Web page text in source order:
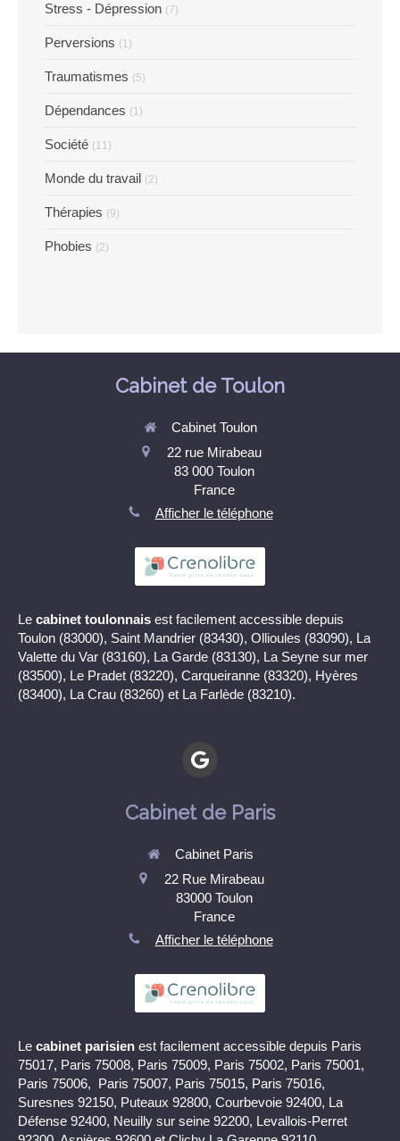
Stress - Dépression (7)
Perversions (1)
Traumatismes (5)
Dépendances (1)
Société (11)
Monde du travail (2)
Thérapies (9)
Phobies (2)
Cabinet de Toulon
Cabinet Toulon
22 rue Mirabeau
83 000 Toulon
France
Afficher le téléphone
Le cabinet toulonnais est facilement accessible depuis
Toulon (83000), Saint Mandrier (83430), Ollioules (83090), La
Valette du Var (83160), La Garde (83130), La Seyne sur mer
(83500), Le Pradet (83220), Carqueiranne (83320), Hyères
(83400), La Crau (83260) et La Farlède (83210).
Cabinet de Paris
Cabinet Paris
22 Rue Mirabeau
83000 Toulon
France
Afficher le téléphone
Le cabinet parisien est facilement accessible depuis Paris
75017, Paris 75008, Paris 75009, Paris 75002, Paris 75001,
Paris 75006, Paris 75007, Paris 75015, Paris 75016,
Suresnes 92150, Puteaux 92800, Courbevoie 92400, La
Défense 92400, Neuilly sur seine 92200, Levallois-Perret